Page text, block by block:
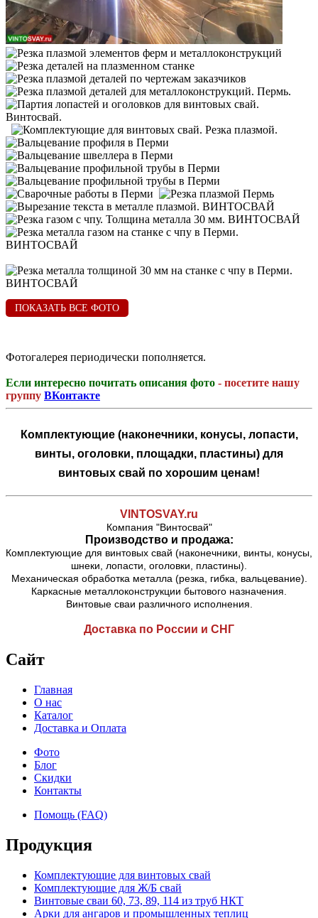
ПОКАЗАТЬ ВСЕ ФОТО
Фотогалерея периодически пополняется.
Если интересно почитать описания фото - посетите нашу
группу ВКонтакте
Комплектующие (наконечники, конусы, лопасти,
винты, оголовки, площадки, пластины) для
винтовых свай по хорошим ценам!
VINTOSVAY.ru
Компания "Винтосвай"
Производство и продажа:
Комплектующие для винтовых свай (наконечники, винты, конусы,
шнеки, лопасти, оголовки, пластины).
Механическая обработка металла (резка, гибка, вальцевание).
Каркасные металлоконструкции бытового назначения.
Винтовые сваи различного исполнения.
Доставка по России и СНГ
Сайт
Главная
О нас
Каталог
Доставка и Оплата
Фото
Блог
Скидки
Контакты
Помощь (FAQ)
Продукция
Комплектующие для винтовых свай
Комплектующие для Ж/Б свай
Винтовые сваи 60, 73, 89, 114 из труб НКТ
Арки для ангаров и промышленных теплиц